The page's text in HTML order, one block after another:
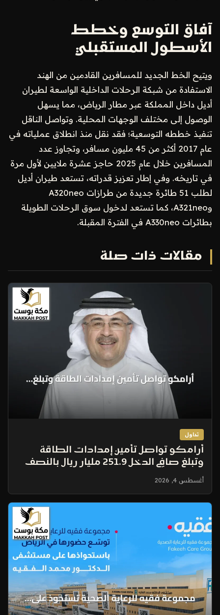
آفاق التوسع وخطط
الأسطول المستقبلي
ويتيح الخط الجديد للمسافرين القادمين من الهند
الاستفادة من شبكة الرحلات الداخلية الواسعة لطيران
أديل داخل المملكة عبر مطار الرياض، مما يسهل
الوصول إلى مختلف الوجهات المحلية. وتواصل الناقل
تنفيذ خططه التوسعية؛ فقد نقل منذ انطلاق عملياته في
عام 2017 أكثر من 45 مليون مسافر، وتجاوز عدد
المسافرين خلال عام 2025 حاجز عشرة ملايين لأول مرة
في تاريخه. وفي إطار تعزيز قدراته، تستعد طيران أديل
لطلب 51 طائرة جديدة من طرازات A320neo
وA321neo، كما تستعد لدخول سوق الرحلات الطويلة
بطائرات A330neo في الفترة المقبلة.
مقالات ذات صلة
تداول
أرامكو تواصل تأمين إمدادات الطاقة
وتبلغ صافي الدخل 251.9 مليار ريال بالنصف
الأول من 2026
أغسطس 4, 2026